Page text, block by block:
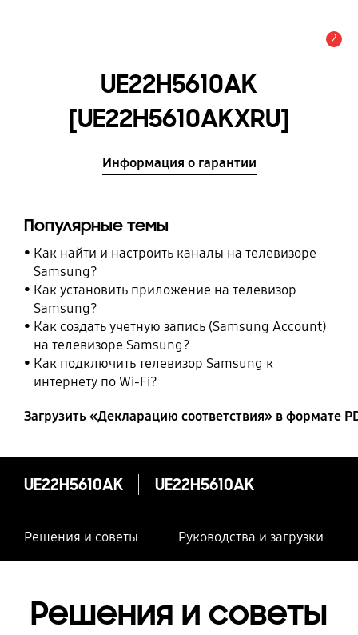
2
UE22H5610AK
[UE22H5610AKXRU]
Информация о гарантии
Популярные темы
Как найти и настроить каналы на телевизоре
Samsung?
Как установить приложение на телевизор
Samsung?
Как создать учетную запись (Samsung Account)
на телевизоре Samsung?
Как подключить телевизор Samsung к
интернету по Wi-Fi?
Загрузить «Декларацию соответствия» в формате
UE22H5610AK UE22H5610AK
Решения и советы Руководства и загрузки
Решения и советы